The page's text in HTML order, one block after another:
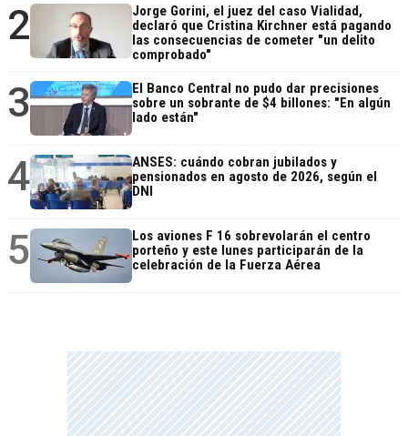
2
Jorge Gorini, el juez del caso Vialidad,
declaró que Cristina Kirchner está pagando
las consecuencias de cometer "un delito
comprobado"
3
El Banco Central no pudo dar precisiones
sobre un sobrante de $4 billones: "En algún
lado están"
4
ANSES: cuándo cobran jubilados y
pensionados en agosto de 2026, según el
DNI
5
Los aviones F 16 sobrevolarán el centro
porteño y este lunes participarán de la
celebración de la Fuerza Aérea